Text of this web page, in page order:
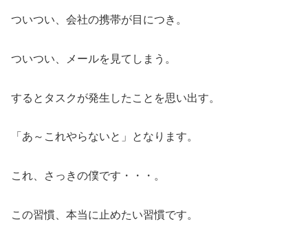
ついつい、会社の携帯が目につき。
ついつい、メールを見てしまう。
するとタスクが発生したことを思い出す。
「あ～これやらないと」となります。
これ、さっきの僕です・・・。
この習慣、本当に止めたい習慣です。